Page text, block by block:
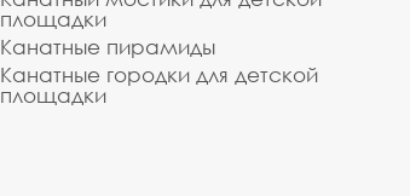
площадки
Канатные пирамиды
Канатные городки для детской
площадки